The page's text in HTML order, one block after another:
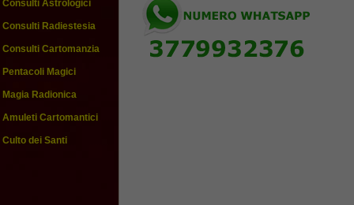
Consulti Astrologici
Consulti Radiestesia
Consulti Cartomanzia
Pentacoli Magici
Magia Radionica
Amuleti Cartomantici
Culto dei Santi